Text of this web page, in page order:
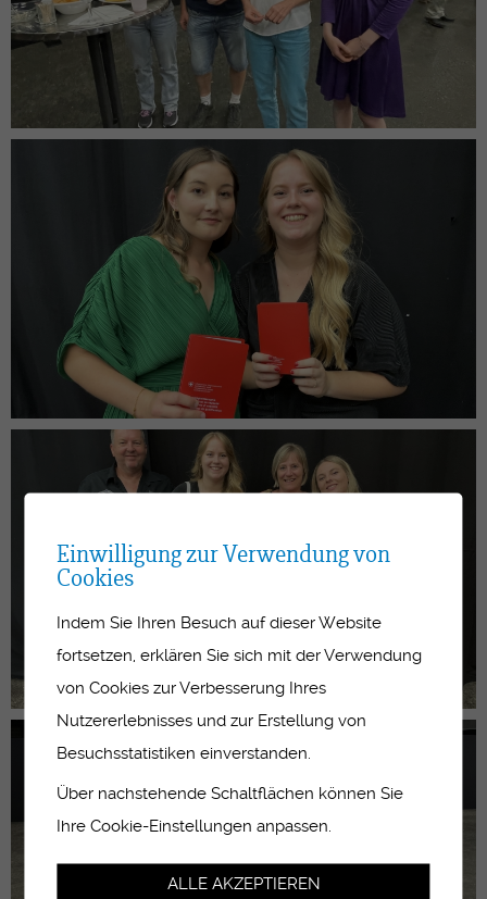
Einwilligung zur Verwendung von
Cookies
Indem Sie Ihren Besuch auf dieser Website
fortsetzen, erklären Sie sich mit der Verwendung
von Cookies zur Verbesserung Ihres
Nutzererlebnisses und zur Erstellung von
Besuchsstatistiken einverstanden.
Über nachstehende Schaltflächen können Sie
Ihre Cookie-Einstellungen anpassen.
ALLE AKZEPTIEREN